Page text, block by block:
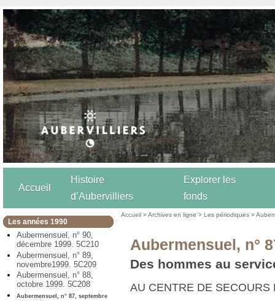
Accueil
Histoire
d’Aubervilliers
Explorer les
fonds
Les années 1990
Aubermensuel, n° 90,
décembre 1999. 5C210
Aubermensuel, n° 89,
novembre1999. 5C209
Aubermensuel, n° 88,
octobre 1999. 5C208
Aubermensuel, n° 87, septembre
Accueil >Archives en ligne >Les périodiques >
Aubermensuel, n°
Des hommes au
AU CENTRE DE